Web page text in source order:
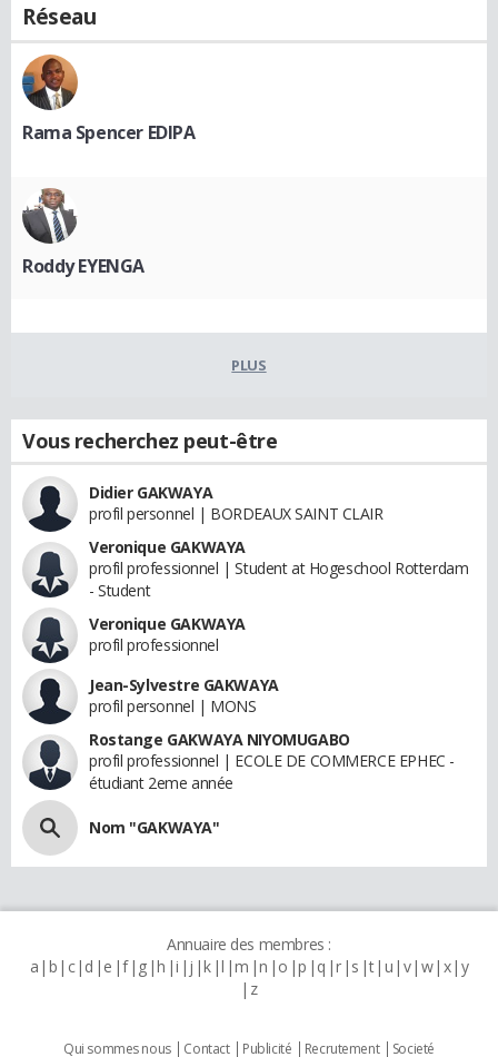
Réseau
Rama Spencer EDIPA
Roddy EYENGA
PLUS
Vous recherchez peut-être
Didier GAKWAYA
profil personnel | BORDEAUX SAINT CLAIR
Veronique GAKWAYA
profil professionnel | Student at Hogeschool Rotterdam
- Student
Veronique GAKWAYA
profil professionnel
Jean-Sylvestre GAKWAYA
profil personnel | MONS
Rostange GAKWAYA NIYOMUGABO
profil professionnel | ECOLE DE COMMERCE EPHEC -
étudiant 2eme année
Nom "GAKWAYA"
Annuaire des membres :
a b c d e f g h i j k l m n o p q r s t u v w x y
z
Qui sommes nous Contact Publicité Recrutement Societé